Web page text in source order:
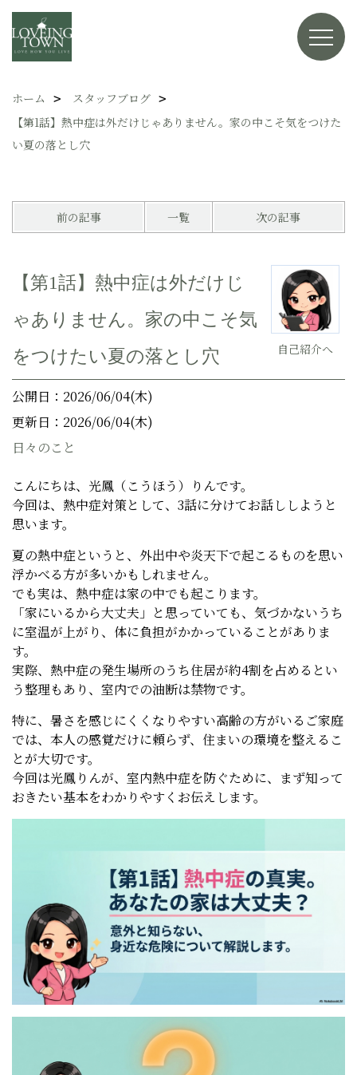
ホーム
スタッフブログ
【第1話】熱中症は外だけじゃありません。家の中こそ気をつけた
い夏の落とし穴
前の記事 一覧 次の記事
自己紹介へ
【第1話】熱中症は外だけじ
ゃありません。家の中こそ気
をつけたい夏の落とし穴
公開日：2026/06/04(木)
更新日：2026/06/04(木)
日々のこと
こんにちは、光鳳（こうほう）りんです。
今回は、熱中症対策として、3話に分けてお話ししようと
思います。
夏の熱中症というと、外出中や炎天下で起こるものを思い
浮かべる方が多いかもしれません。
でも実は、熱中症は家の中でも起こります。
「家にいるから大丈夫」と思っていても、気づかないうち
に室温が上がり、体に負担がかかっていることがありま
す。
実際、熱中症の発生場所のうち住居が約4割を占めるとい
う整理もあり、室内での油断は禁物です。
特に、暑さを感じにくくなりやすい高齢の方がいるご家庭
では、本人の感覚だけに頼らず、住まいの環境を整えるこ
とが大切です。
今回は光鳳りんが、室内熱中症を防ぐために、まず知って
おきたい基本をわかりやすくお伝えします。